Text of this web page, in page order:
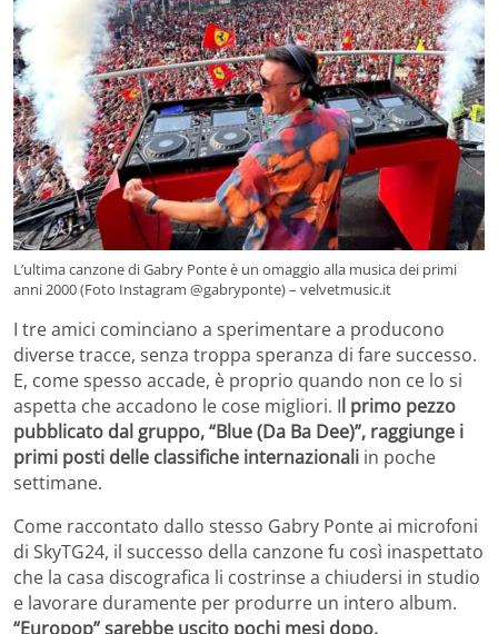
L’ultima canzone di Gabry Ponte è un omaggio alla musica dei primi
anni 2000 (Foto Instagram @gabryponte) – velvetmusic.it
I tre amici cominciano a sperimentare a producono
diverse tracce, senza troppa speranza di fare successo.
E, come spesso accade, è proprio quando non ce lo si
aspetta che accadono le cose migliori. Il primo pezzo
pubblicato dal gruppo, “Blue (Da Ba Dee)”, raggiunge i
primi posti delle classifiche internazionali in poche
settimane.
Come raccontato dallo stesso Gabry Ponte ai microfoni
di SkyTG24, il successo della canzone fu così inaspettato
che la casa discografica li costrinse a chiudersi in studio
e lavorare duramente per produrre un intero album.
“Europop” sarebbe uscito pochi mesi dopo,